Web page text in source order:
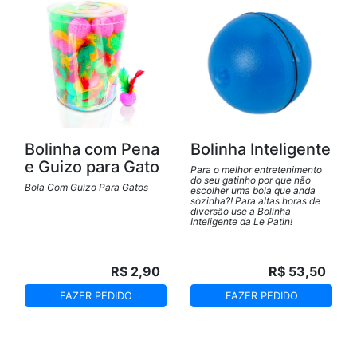
Bolinha com Pena
e Guizo para Gato
Bola Com Guizo Para Gatos
R$ 2,90
FAZER PEDIDO
Bolinha Inteligente
Para o melhor entretenimento
do seu gatinho por que não
escolher uma bola que anda
sozinha?! Para altas horas de
diversão use a Bolinha
Inteligente da Le Patin!
R$ 53,50
FAZER PEDIDO